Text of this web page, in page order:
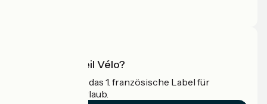
Was ist Accueil Vélo?
Accueil Vélo ist das 1. französische Label für
Radfahrer im Urlaub.